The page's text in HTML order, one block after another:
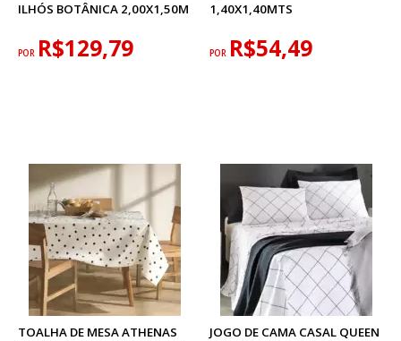
ILHÓS BOTÂNICA 2,00X1,50M
POR R$129,79
1,40X1,40MTS
POR R$54,49
TOALHA DE MESA ATHENAS
JOGO DE CAMA CASAL QUEEN